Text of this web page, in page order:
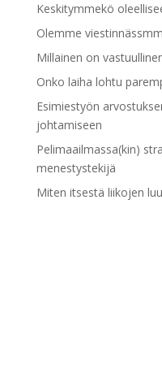
Keskitymmekö
Olemme
Millainen on
Onko laiha lohtu
Esimiestyön
johtamiseen
Pelimaailmassa(kin)
menestystekijä
Miten itsestä liikojen